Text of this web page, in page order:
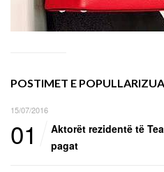
POSTIMET E
15/07/2016
01
Aktorët rezidentë të
pagat